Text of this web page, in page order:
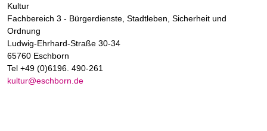
Kultur
Fachbereich 3 - Bürgerdienste, Stadtleben, Sicherheit und
Ordnung
Ludwig-Ehrhard-Straße 30-34
65760 Eschborn
Tel +49 (0)6196. 490-261
kultur@eschborn.de